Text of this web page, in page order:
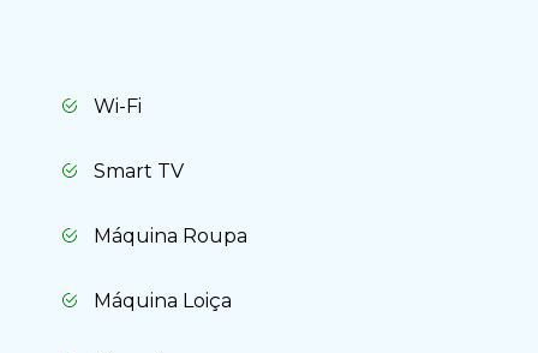
Wi-Fi
Smart TV
Máquina Roupa
Máquina Loiça
Cancelar